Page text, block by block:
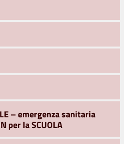
– emergenza sanitaria
per la SCUOLA